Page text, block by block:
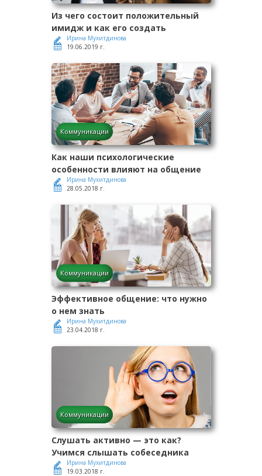
Из чего состоит положительный
имидж и как его создать
Ирина Мухитдинова
19.06.2019 г.
Коммуникации
Как наши психологические
особенности влияют на общение
Ирина Мухитдинова
28.05.2018 г.
Коммуникации
Эффективное общение: что нужно
о нем знать
Ирина Мухитдинова
23.04.2018 г.
Коммуникации
Слушать активно — это как?
Учимся слышать собеседника
Ирина Мухитдинова
19.03.2018 г.